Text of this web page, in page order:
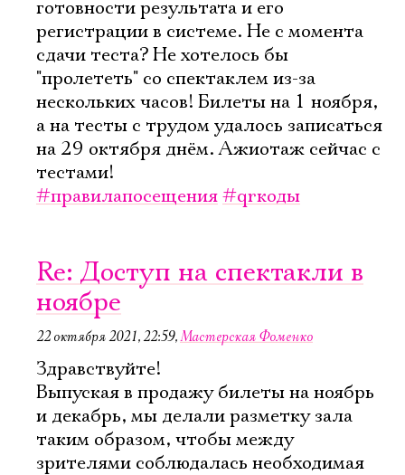
готовности результата и его
регистрации в системе. Не с момента
сдачи теста? Не хотелось бы
"пролететь" со спектаклем из-за
нескольких часов! Билеты на 1 ноября,
а на тесты с трудом удалось записаться
на 29 октября днём. Ажиотаж сейчас с
тестами!
#правилапосещения#qrкоды
Re: Доступ на спектакли в
ноябре
22 октября 2021, 22:59,Мастерская Фоменко
Здравствуйте!
Выпуская в продажу билеты на ноябрь
и декабрь, мы делали разметку зала
таким образом, чтобы между
зрителями соблюдалась необходимая